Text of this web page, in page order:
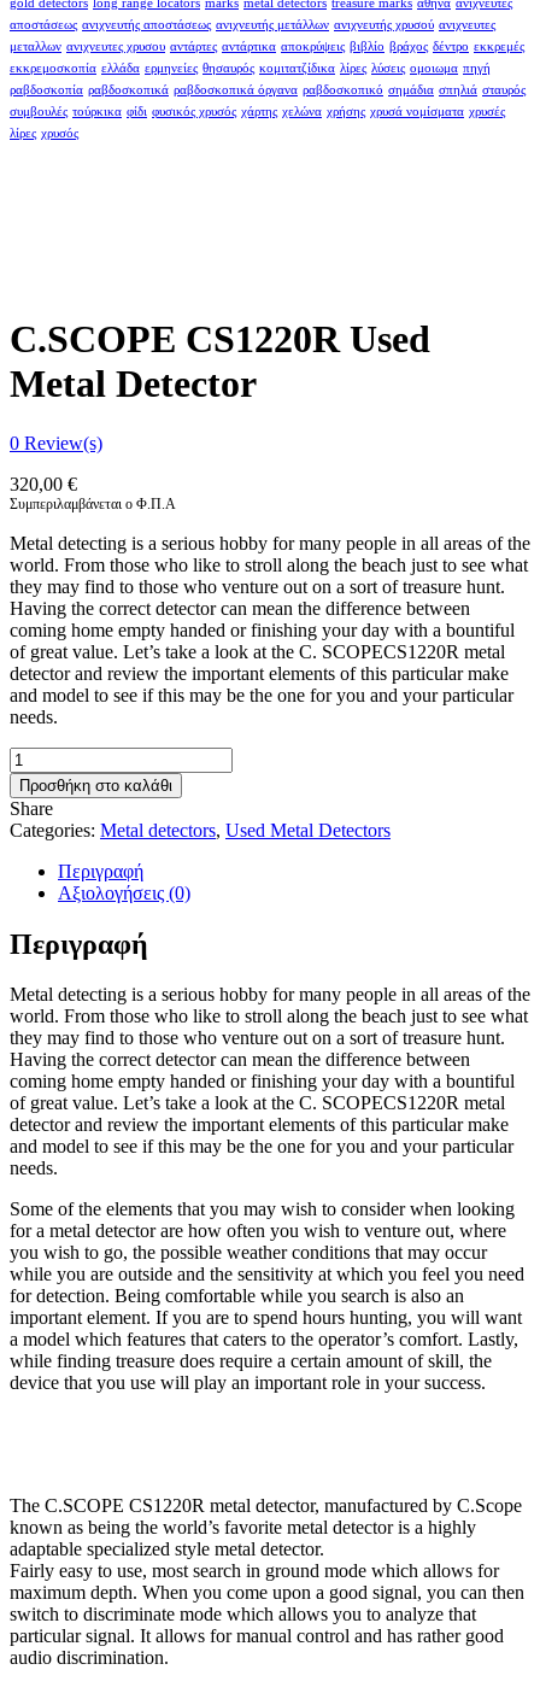
gold detectors long range locators marks metal detectors treasure marks αθήνα ανιχνευτές
αποστάσεως ανιχνευτής αποστάσεως ανιχνευτής μετάλλων ανιχνευτής χρυσού ανιχνευτες
μεταλλων ανιχνευτες χρυσου αντάρτες αντάρτικα αποκρύψεις βιβλίο βράχος δέντρο εκκρεμές
εκκρεμοσκοπία ελλάδα ερμηνείες θησαυρός κομιτατζίδικα λίρες λύσεις ομοιωμα πηγή
ραβδοσκοπία ραβδοσκοπικά ραβδοσκοπικά όργανα ραβδοσκοπικό σημάδια σπηλιά σταυρός
συμβουλές τούρκικα φίδι φυσικός χρυσός χάρτης χελώνα χρήσης χρυσά νομίσματα χρυσές
λίρες χρυσός
C.SCOPE CS1220R Used
Metal Detector
0 Review(s)
320,00 €
Συμπεριλαμβάνεται ο Φ.Π.Α
Metal detecting is a serious hobby for many people in all areas of the
world. From those who like to stroll along the beach just to see what
they may find to those who venture out on a sort of treasure hunt.
Having the correct detector can mean the difference between
coming home empty handed or finishing your day with a bountiful
of great value. Let’s take a look at the C. SCOPECS1220R metal
detector and review the important elements of this particular make
and model to see if this may be the one for you and your particular
needs.
C.SCOPE
CS1220R
Used
Metal
Detector
ποσότητα
Προσθήκη στο καλάθι
Share
Categories: Metal detectors, Used Metal Detectors
Περιγραφή
Αξιολογήσεις (0)
Περιγραφή
Metal detecting is a serious hobby for many people in all areas of the
world. From those who like to stroll along the beach just to see what
they may find to those who venture out on a sort of treasure hunt.
Having the correct detector can mean the difference between
coming home empty handed or finishing your day with a bountiful
of great value. Let’s take a look at the C. SCOPECS1220R metal
detector and review the important elements of this particular make
and model to see if this may be the one for you and your particular
needs.
Some of the elements that you may wish to consider when looking
for a metal detector are how often you wish to venture out, where
you wish to go, the possible weather conditions that may occur
while you are outside and the sensitivity at which you feel you need
for detection. Being comfortable while you search is also an
important element. If you are to spend hours hunting, you will want
a model which features that caters to the operator’s comfort. Lastly,
while finding treasure does require a certain amount of skill, the
device that you use will play an important role in your success.
The C.SCOPE CS1220R metal detector, manufactured by C.Scope
known as being the world’s favorite metal detector is a highly
adaptable specialized style metal detector.
Fairly easy to use, most search in ground mode which allows for
maximum depth. When you come upon a good signal, you can then
switch to discriminate mode which allows you to analyze that
particular signal. It allows for manual control and has rather good
audio discrimination.